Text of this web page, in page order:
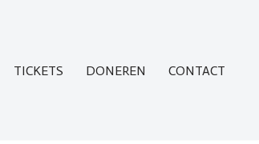
TICKETS DONEREN CONTACT